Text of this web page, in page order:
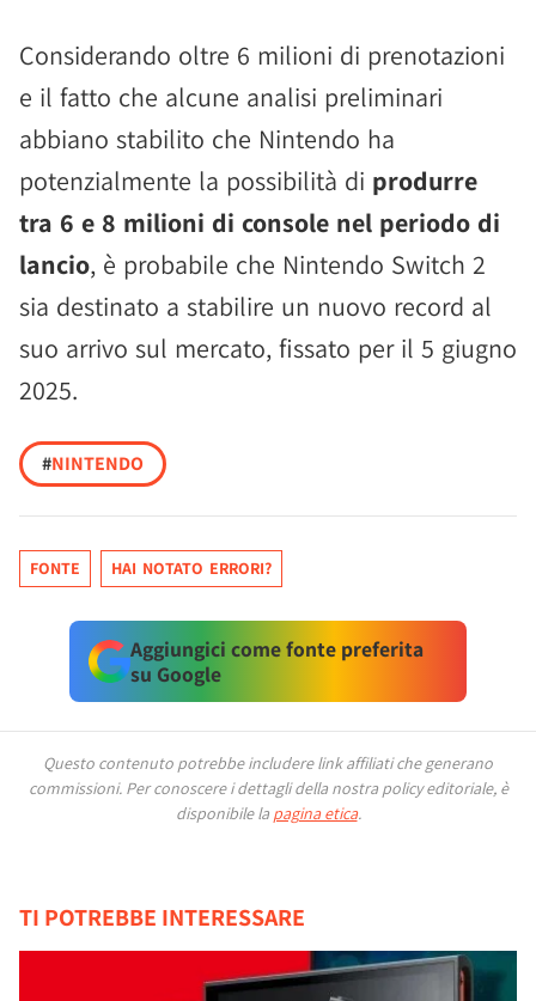
Considerando oltre 6 milioni di prenotazioni
e il fatto che alcune analisi preliminari
abbiano stabilito che Nintendo ha
potenzialmente la possibilità di produrre
tra 6 e 8 milioni di console nel periodo di
lancio, è probabile che Nintendo Switch 2
sia destinato a stabilire un nuovo record al
suo arrivo sul mercato, fissato per il 5 giugno
2025.
#NINTENDO
FONTE HAI NOTATO ERRORI?
Aggiungici come fonte preferita
su Google
Questo contenuto potrebbe includere link affiliati che generano
commissioni. Per conoscere i dettagli della nostra policy editoriale, è
disponibile la pagina etica.
TI POTREBBE INTERESSARE